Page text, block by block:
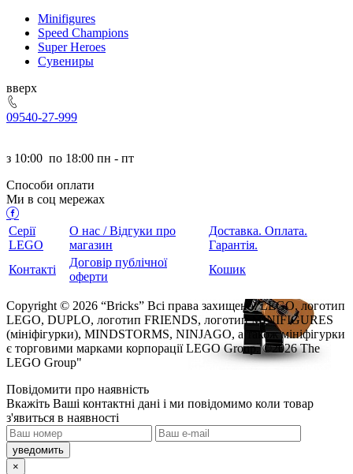
Minifigures
Speed Champions
Super Heroes
Сувениры
ерх
09540-27-999
з 10:00 по 18:00 пн - пт
Способи оплати
Ми в соц мережах
Серії
LEGO
О нас / Відгуки про
магазин
Доставка. Оплата.
Гарантія.
Контакті
Договір публічної
оферти
Кошик
Copyright © 2026 “Bricks” Всі права захищено. LEGO, логотип
LEGO, DUPLO, логотип FRIENDS, логотип MINIFIGURES
(мініфігурки), MINDSTORMS, NINJAGO, а також мініфігурки
є торговими марками корпорації LEGO Group. ©2026 The
LEGO Group"
Повідомити про наявність
кажіть Ваші контактні дані і ми повідомимо коли товар
з'явиться в наявності
×